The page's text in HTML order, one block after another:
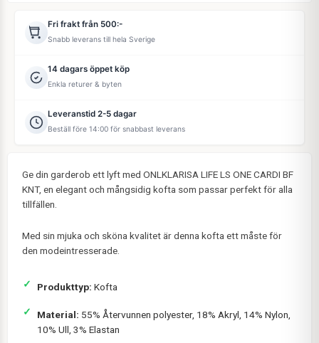
Fri frakt från 500:-
Snabb leverans till hela Sverige
14 dagars öppet köp
Enkla returer & byten
Leveranstid 2-5 dagar
Beställ före 14:00 för snabbast leverans
Ge din garderob ett lyft med ONLKLARISA LIFE LS ONE CARDI BF
KNT, en elegant och mångsidig kofta som passar perfekt för alla
tillfällen.
Med sin mjuka och sköna kvalitet är denna kofta ett måste för
den modeintresserade.
Produkttyp: Kofta
Material: 55% Återvunnen polyester, 18% Akryl, 14% Nylon,
10% Ull, 3% Elastan